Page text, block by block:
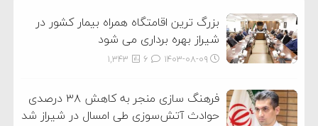
بزرگ ترین اقامتگاه همراه بیمار کشور در
شیراز بهره برداری می شود
۱۴۰۳-۰۸-۰۹ 1,343
فرهنگ سازی منجر به کاهش ۳۸ درصدی
حوادث آتش‌سوزی طی امسال در شیراز شد